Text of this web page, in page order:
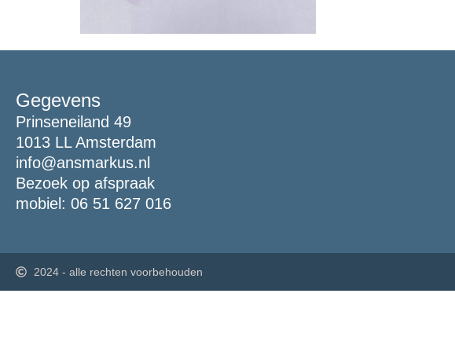
Gegevens
Prinseneiland 49
1013 LL Amsterdam
info@ansmarkus.nl
Bezoek op afspraak
mobiel: 06 51 627 016
2024 - alle rechten voorbehouden